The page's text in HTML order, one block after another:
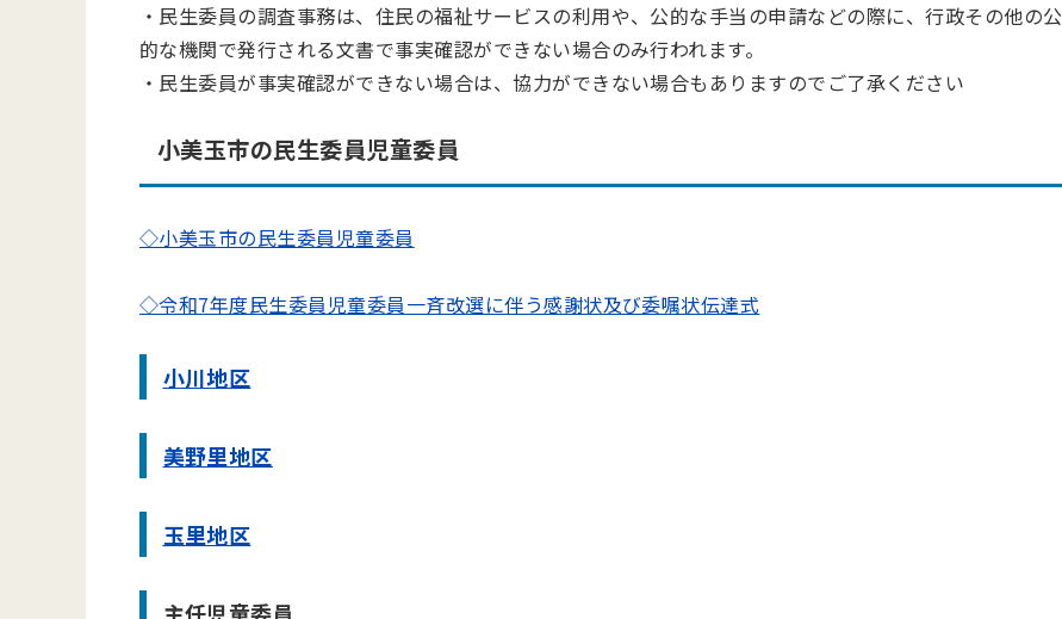
・民生委員の調査事務は、住民の福祉サービスの利用や、公的な手当の申請などの際に、行政その他の公
的な機関で発行される文書で事実確認ができない場合のみ行われます。
・民生委員が事実確認ができない場合は、協力ができない場合もありますのでご了承ください
小美玉市の民生委員児童委員
◇小美玉市の民生委員児童委員
◇令和7年度民生委員児童委員一斉改選に伴う感謝状及び委嘱状伝達式
小川地区
美野里地区
玉里地区